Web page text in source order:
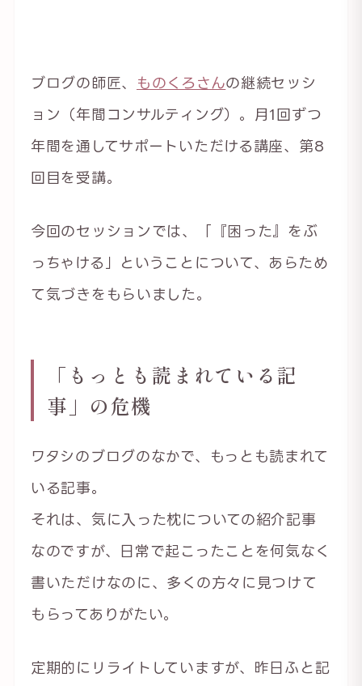
ブログの師匠、 ものくろさんの継続セッシ
ョン（年間コンサルティング）。月1回ずつ
年間を通してサポートいただける講座、第8
回目を受講。
今回のセッションでは、「『困った』をぶ
っちゃける」ということについて、あらため
て気づきをもらいました。
「もっとも読まれている記
事」の危機
ワタシのブログのなかで、もっとも読まれて
いる記事。
それは、気に入った枕についての紹介記事
なのですが、日常で起こったことを何気なく
書いただけなのに、多くの方々に見つけて
もらってありがたい。
定期的にリライトしていますが、昨日ふと記